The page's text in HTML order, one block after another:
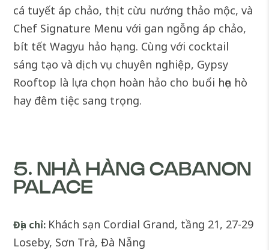
cá tuyết áp chảo, thịt cừu nướng thảo mộc, và
Chef Signature Menu với gan ngỗng áp chảo,
bít tết Wagyu hảo hạng. Cùng với cocktail
sáng tạo và dịch vụ chuyên nghiệp, Gypsy
Rooftop là lựa chọn hoàn hảo cho buổi hẹn hò
hay đêm tiệc sang trọng.
5. NHÀ HÀNG CABANON
PALACE
Địa chỉ: Khách sạn Cordial Grand, tầng 21, 27-29
Loseby, Sơn Trà, Đà Nẵng